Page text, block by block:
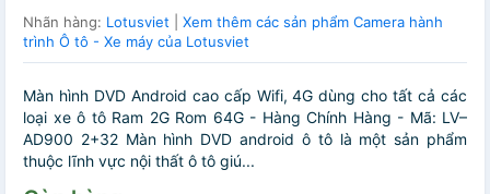
Nhãn hàng: Lotusviet
Xem thêm các sản phẩm Camera hành
trình Ô tô - Xe máy của Lotusviet
Màn hình DVD Android cao cấp Wifi, 4G dùng cho tất cả các
loại xe ô tô Ram 2G Rom 64G - Hàng Chính Hàng - Mã: LV–
AD900 2+32 Màn hình DVD android ô tô là một sản phẩm
thuộc lĩnh vực nội thất ô tô giú...